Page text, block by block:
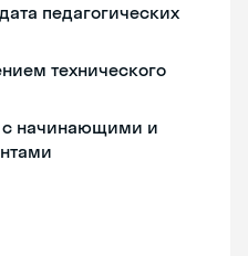
педагогических
технического
с начинающими и